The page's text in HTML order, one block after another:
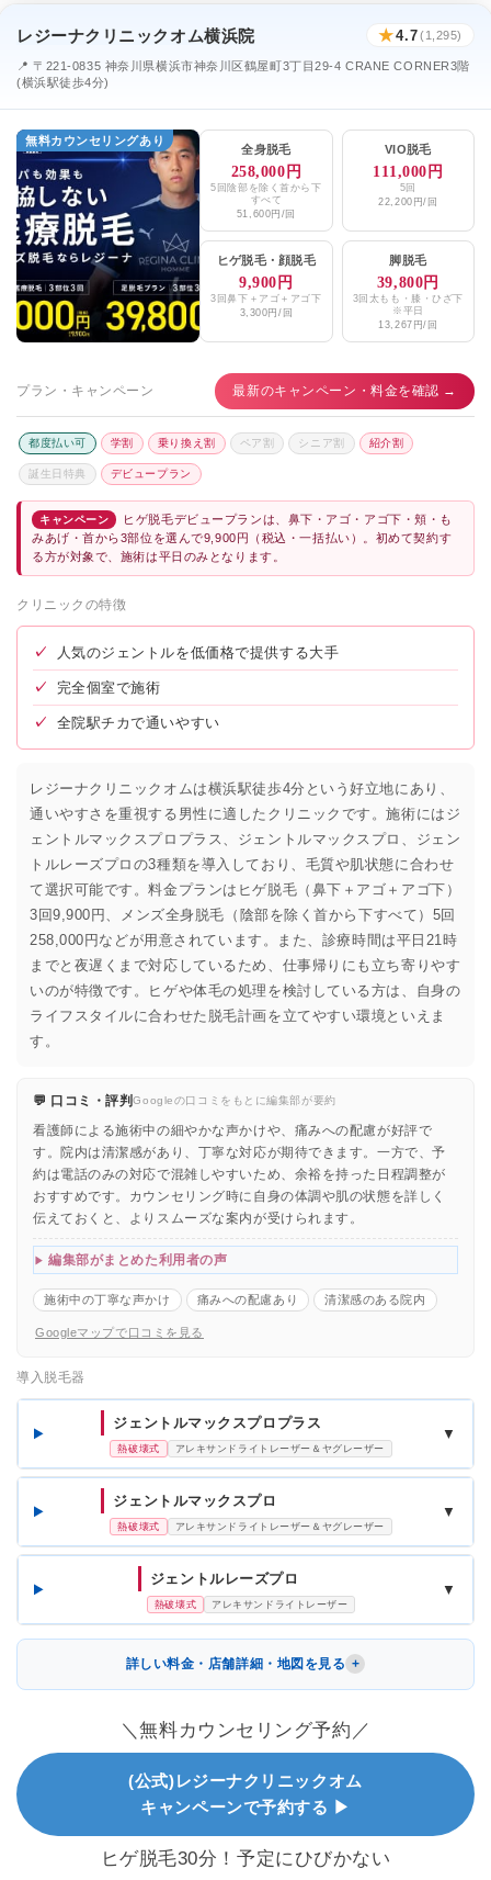
レジーナクリニックオム横浜院 ★4.7(1,295)
📍 〒221-0835 神奈川県横浜市神奈川区鶴屋町3丁目29-4 CRANE CORNER3階
(横浜駅徒歩4分)
無料カウンセリングあり
全身脱毛
258,000円
5回陰部を除く首から下
すべて
51,600円/回
VIO脱毛
111,000円
5回
22,200円/回
ヒゲ脱毛・ 顔脱毛
9,900円
3回鼻下＋アゴ＋アゴ下
3,300円/回
脚脱毛
39,800円
3回太もも・膝・ひざ下
※平日
13,267円/回
プラン・キャンペーン 最新のキャンペーン・料金を確認 →
都度払い可 学割 乗り換え割 ペア割 シニア割 紹介割
誕生日特典 デビュープラン
キャンペーン
ヒゲ脱毛デビュープランは、鼻下・アゴ・アゴ下・頬・も
みあげ・首から3部位を選んで9,900円（税込・一括払い）。初めて契約す
る方が対象で、施術は平日のみとなります。
クリニックの特徴
✓ 人気のジェントルを低価格で提供する大手
✓ 完全個室で施術
✓ 全院駅チカで通いやすい
レジーナクリニックオムは横浜駅徒歩4分という好立地にあり、
通いやすさを重視する男性に適したクリニックです。施術にはジ
ェントルマックスプロプラス、ジェントルマックスプロ、ジェン
トルレーズプロの3種類を導入しており、毛質や肌状態に合わせ
て選択可能です。料金プランはヒゲ脱毛（鼻下＋アゴ＋アゴ下）
3回9,900円、メンズ全身脱毛（陰部を除く首から下すべて）5回
258,000円などが用意されています。また、診療時間は平日21時
までと夜遅くまで対応しているため、仕事帰りにも立ち寄りやす
いのが特徴です。ヒゲや体毛の処理を検討している方は、自身の
ライフスタイルに合わせた脱毛計画を立てやすい環境といえま
す。
💬 口コミ・評判Googleの口コミをもとに編集部が要約
看護師による施術中の細やかな声かけや、痛みへの配慮が好評で
す。院内は清潔感があり、丁寧な対応が期待できます。一方で、予
約は電話のみの対応で混雑しやすいため、余裕を持った日程調整が
おすすめです。カウンセリング時に自身の体調や肌の状態を詳しく
伝えておくと、よりスムーズな案内が受けられます。
編集部がまとめた利用者の声
施術中の丁寧な声かけ 痛みへの配慮あり 清潔感のある院内
Googleマップで口コミを見る
導入脱毛器
ジェントルマックスプロプラス
熱破壊式 アレキサンドライトレーザー＆ヤグレーザー
▼
ジェントルマックスプロ
熱破壊式 アレキサンドライトレーザー＆ヤグレーザー
▼
ジェントルレーズプロ
熱破壊式 アレキサンドライトレーザー
▼
詳しい料金・店舗詳細・地図を見る
＼無料カウンセリング予約／
(公式)レジーナクリニックオム
キャンペーンで予約する ▶
ヒゲ脱毛30分！予定にひびかない